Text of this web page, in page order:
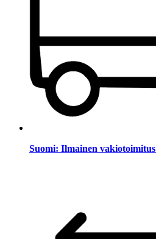
Suomi: Ilmainen vakiotoimitus